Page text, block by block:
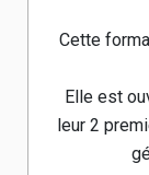
Cette
Elle est
leur 2